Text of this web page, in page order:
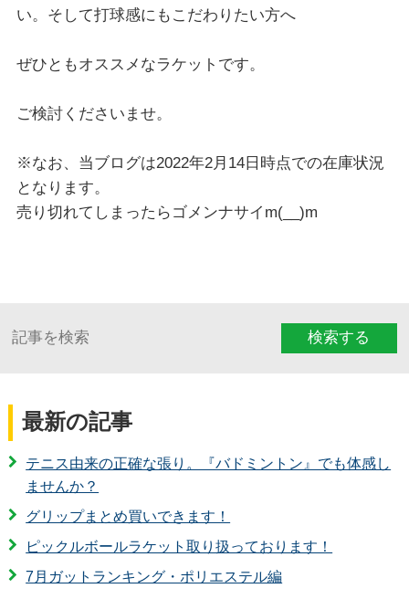
い。そして打球感にもこだわりたい方へ
ぜひともオススメなラケットです。
ご検討くださいませ。
※なお、当ブログは2022年2月14日時点での在庫状況
となります。
売り切れてしまったらゴメンナサイm(__)m
検索する
最新の記事
テニス由来の正確な張り。『バドミントン』でも体感し
ませんか？
グリップまとめ買いできます！
ピックルボールラケット取り扱っております！
7月ガットランキング・ポリエステル編